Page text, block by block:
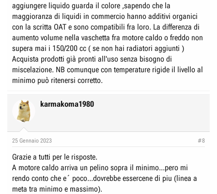
aggiungere liquido guarda il colore ,sapendo che la
maggioranza di liquidi in commercio hanno additivi organici
con la scritta OAT e sono compatibili fra loro. La differenza di
aumento volume nella vaschetta fra motore caldo o freddo non
supera mai i 150/200 cc ( se non hai radiatori aggiunti )
Acquista prodotti già pronti all'uso senza bisogno di
miscelazione. NB comunque con temperature rigide il livello al
minimo può ritenersi corretto.
karmakoma1980
25 Gennaio 2023 #8
Grazie a tutti per le risposte.
A motore caldo arriva un pelino sopra il minimo...pero mi
rendo conto che e´ poco...dovrebbe essercene di piu (linea a
meta tra minimo e massimo).